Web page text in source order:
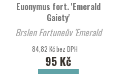
Euonymus fort. 'Emerald
Gaiety'
Brslen Fortuneův 'Emerald
Gaiety'
84,82 Kč bez DPH
95 Kč